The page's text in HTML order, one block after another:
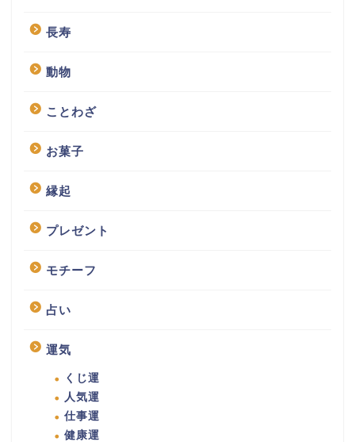
長寿
動物
ことわざ
お菓子
縁起
プレゼント
モチーフ
占い
運気
くじ運
人気運
仕事運
健康運